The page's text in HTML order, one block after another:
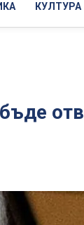
КУЛТУРА